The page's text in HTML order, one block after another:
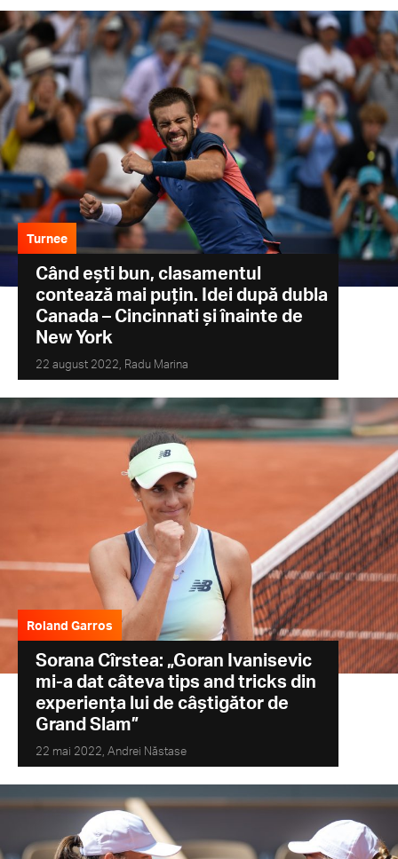
Turnee
Când ești bun, clasamentul
contează mai puțin. Idei după dubla
Canada – Cincinnati și înainte de
New York
22 august 2022, Radu Marina
Roland Garros
Sorana Cîrstea: „Goran Ivanisevic
mi-a dat câteva tips and tricks din
experiența lui de câștigător de
Grand Slam”
22 mai 2022, Andrei Năstase